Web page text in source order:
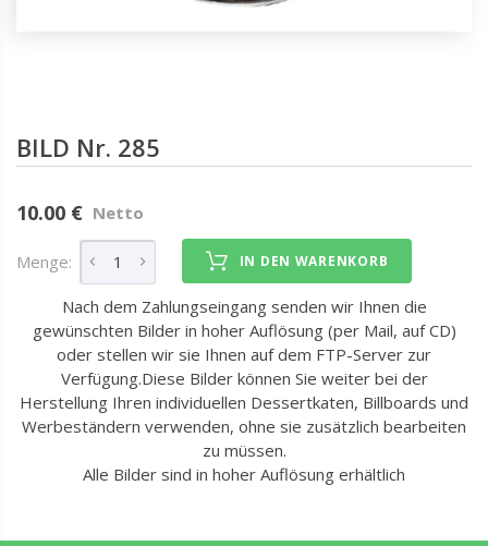
BILD Nr. 285
10.00 € Netto
Menge: IN DEN WARENKORB
Nach dem Zahlungseingang senden wir Ihnen die
gewünschten Bilder in hoher Auflösung (per Mail, auf CD)
oder stellen wir sie Ihnen auf dem FTP-Server zur
Verfügung.Diese Bilder können Sie weiter bei der
Herstellung Ihren individuellen Dessertkaten, Billboards und
Werbeständern verwenden, ohne sie zusätzlich bearbeiten
zu müssen.
Alle Bilder sind in hoher Auflösung erhältlich